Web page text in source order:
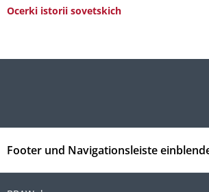
Ocerki istorii sovetskich
Footer und Navigationsleiste